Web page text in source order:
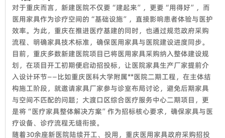
对于重庆而言，新建医院不仅要“建起来”，更要“用得好”，而
医用家具作为诊疗空间的“基础设施”，直接影响患者体验与医护
效率。为此，重庆在推进医疗基建的同时，也通过规范政府采购
流程、明确家具技术标准，确保医用家具与医院建设进度同步。
目前，重庆多数新建医院项目已将医用家具采购纳入整体建设规
划，在项目开工初期便启动招投标，让医院家具生产厂家提前介
入设计环节——比如重庆医科大学附属**医院二期工程，在主体结
构施工阶段，就邀请家具厂家参与诊室布局讨论，避免后期家具
与空间不匹配的问题；大渡口区综合医疗服务中心二期项目，更
是将“医疗家具整体解决方案”作为招标核心要求，确保家具与医
疗设备、诊疗流程无缝衔接。
随着30余座新医院陆续开工、投用，重庆医用家具政府采购招投